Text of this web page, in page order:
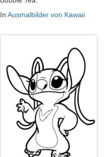
In Ausmalbilder von Kawaii